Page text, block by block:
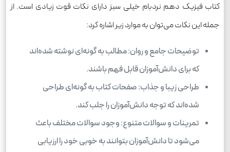
کتاب فیزیک دهم نردبام خیلی سبز دارای نکات قوت زیادی است. از
جمله این نکات می‌توان به موارد زیر اشاره کرد:
توضیحات جامع و روان: مطالب به گونه‌ای نوشته شده‌اند
که برای دانش‌آموزان قابل فهم باشند.
طراحی زیبا و جذاب: صفحات کتاب به گونه‌ای طراحی
شده‌اند که توجه دانش‌آموزان را جلب کند.
تمرینات و سوالات متنوع: وجود سوالات مختلف باعث
می‌شود تا دانش‌آموزان بتوانند به خوبی خود را ارزیابی